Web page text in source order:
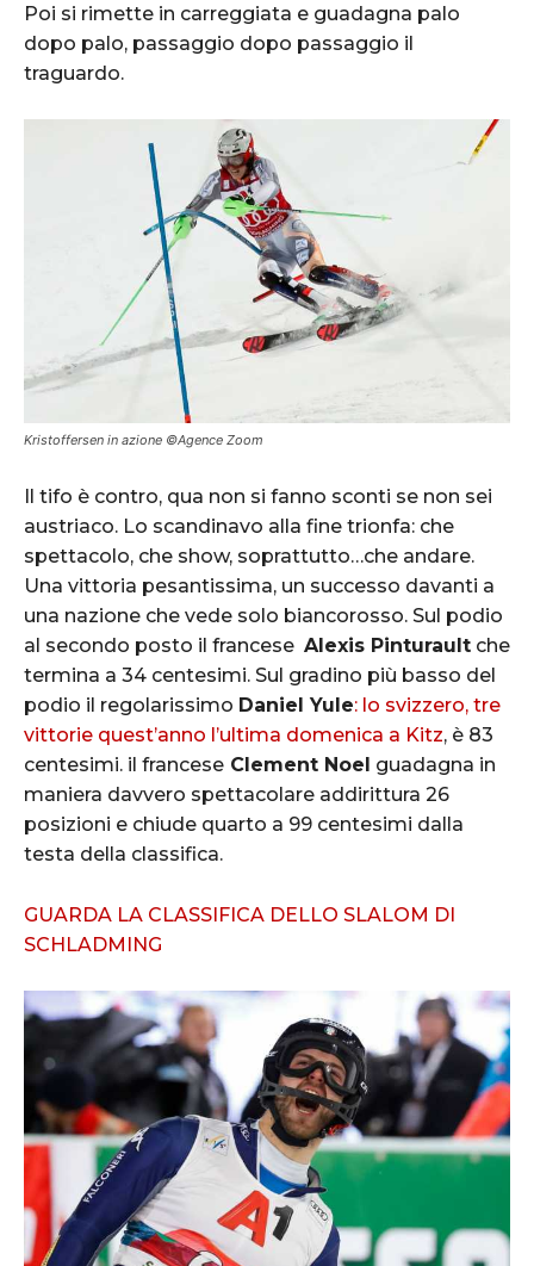
Poi si rimette in carreggiata e guadagna palo
dopo palo, passaggio dopo passaggio il
traguardo.
Kristoffersen in azione ©Agence Zoom
Il tifo è contro, qua non si fanno sconti se non sei
austriaco. Lo scandinavo alla fine trionfa: che
spettacolo, che show, soprattutto…che andare.
Una vittoria pesantissima, un successo davanti a
una nazione che vede solo biancorosso. Sul podio
al secondo posto il francese Alexis Pinturault che
termina a 34 centesimi. Sul gradino più basso del
podio il regolarissimo Daniel Yule: lo svizzero, tre
vittorie quest’anno l’ultima domenica a Kitz, è 83
centesimi. il francese Clement Noel guadagna in
maniera davvero spettacolare addirittura 26
posizioni e chiude quarto a 99 centesimi dalla
testa della classifica.
GUARDA LA CLASSIFICA DELLO SLALOM DI
SCHLADMING